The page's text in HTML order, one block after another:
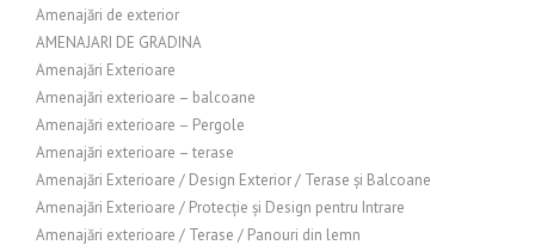
Amenajări de exterior
AMENAJARI DE GRADINA
Amenajări Exterioare
Amenajări exterioare – balcoane
Amenajări exterioare – Pergole
Amenajări exterioare – terase
Amenajări Exterioare / Design Exterior / Terase și Balcoane
Amenajări Exterioare / Protecție și Design pentru Intrare
Amenajări exterioare / Terase / Panouri din lemn